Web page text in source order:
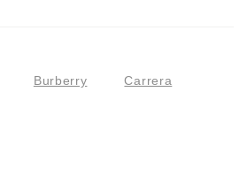
Burberry Carrera